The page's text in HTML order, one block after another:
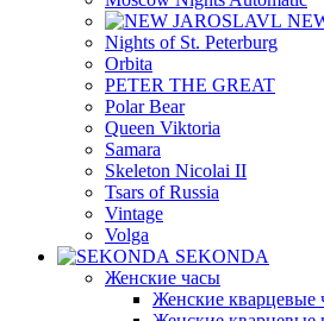
Nights of St. Peterburg
Orbita
PETER THE GREAT
Polar Bear
Queen Viktoria
Samara
Skeleton Nicolai II
Tsars of Russia
Vintage
Volga
SEKONDA
Женские часы
Женские кварцевые